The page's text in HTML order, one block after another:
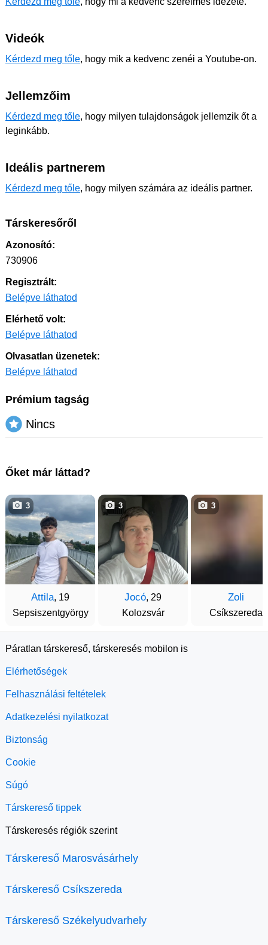
Videók
Kérdezd meg tőle, hogy mik a kedvenc zenéi a Youtube-on.
Jellemzőim
Kérdezd meg tőle, hogy milyen tulajdonságok jellemzik őt a
leginkább.
Ideális partnerem
Kérdezd meg tőle, hogy milyen számára az ideális partner.
Társkeresőről
Azonosító:
730906
Regisztrált:
Belépve láthatod
Elérhető volt:
Belépve láthatod
Olvasatlan üzenetek:
Belépve láthatod
Prémium tagság
Nincs
Őket már láttad?
Attila, 19
Sepsiszentgyörgy
3
Jocó, 29
Kolozsvár
3
Zoli
Csíkszereda
3
Páratlan társkereső, társkeresés mobilon is
Elérhetőségek
Felhasználási feltételek
Adatkezelési nyilatkozat
Biztonság
Cookie
Súgó
Társkereső tippek
Társkeresés régiók szerint
Társkereső Marosvásárhely
Társkereső Csíkszereda
Társkereső Székelyudvarhely